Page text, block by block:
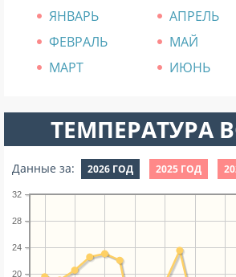
ЯНВАРЬ АПРЕЛЬ
ФЕВРАЛЬ
МАЙ
МАРТ
ИЮНЬ
ТЕМПЕРАТУРА
Данные за: 2026 ГОД 2025 ГОД
20
24
28
32